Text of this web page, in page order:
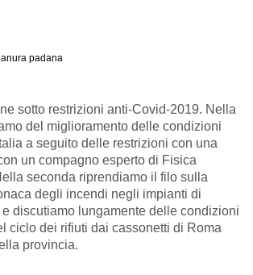
sotto restrizioni anti-Covid-2019. Nella
del miglioramento delle condizioni
a seguito delle restrizioni con una
un compagno esperto di Fisica
seconda riprendiamo il filo sulla
degli incendi negli impianti di
discutiamo lungamente delle condizioni
ciclo dei rifiuti dai cassonetti di Roma
provincia.